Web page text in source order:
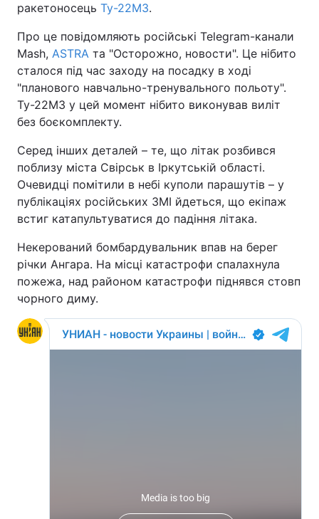
ракетоносець Ту-22М3.
Про це повідомляють російські Telegram-канали
Mash, ASTRA та "Осторожно, новости". Це нібито
сталося під час заходу на посадку в ході
"планового навчально-тренувального польоту".
Ту-22М3 у цей момент нібито виконував виліт
без боєкомплекту.
Серед інших деталей – те, що літак розбився
поблизу міста Свірськ в Іркутській області.
Очевидці помітили в небі куполи парашутів – у
публікаціях російських ЗМІ йдеться, що екіпаж
встиг катапультуватися до падіння літака.
Некерований бомбардувальник впав на берег
річки Ангара. На місці катастрофи спалахнула
пожежа, над районом катастрофи піднявся стовп
чорного диму.